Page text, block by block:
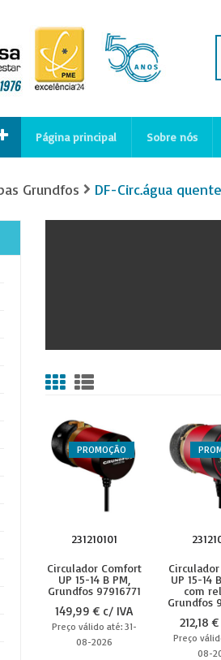
Página principal Sobre nós
Grundfos DF-Circ.água
PROMOÇÃO
231210101
Circulador Comfort
UP 15-14 B PM,
Grundfos 97916771
149,99 € c/ IVA
Preço válido até: 31-
08-2026
UP 15-14
com
Grundfos
212,18
Preço
08-